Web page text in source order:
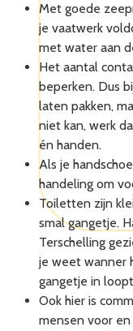
Met goede
je vaatwerk
met water aan
Het aantal
beperken. Dus
laten pakken,
niet kan, werk
én handen.
Als je
handeling om
Toiletten zijn
smal gangetje.
Terschelling
je weet wanner
gangetje in
Ook hier is
mensen voor